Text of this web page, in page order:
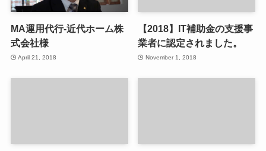
MA運用代行-近代ホーム株
式会社様
April 21, 2018
【2018】IT補助金の支援事
業者に認定されました。
November 1, 2018